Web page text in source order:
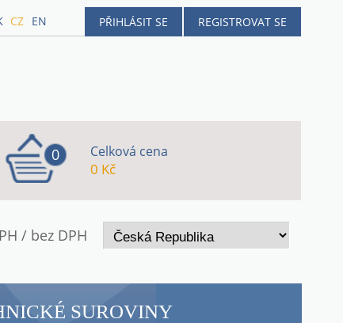
PŘIHLÁSIT SE REGISTROVAT SE
CZ EN
0 Celková cena
0 Kč
/ bez DPH
SUROVINY